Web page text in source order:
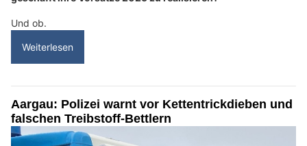
Und ob.
Weiterlesen
Aargau: Polizei warnt vor Kettentrickdieben und
falschen Treibstoff-Bettlern